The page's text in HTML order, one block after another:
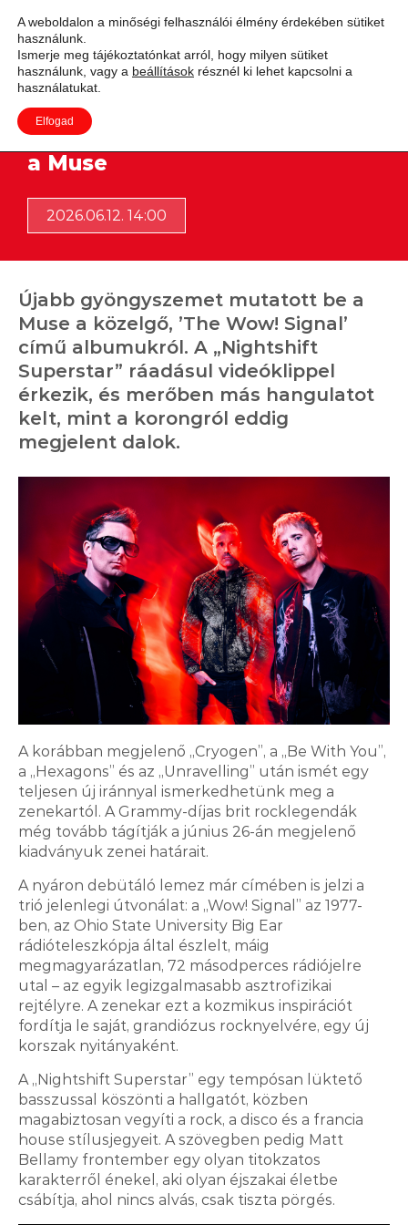
Adás
Tovább feszíti a műfaji határokat
a Muse
2026.06.12. 14:00
Újabb gyöngyszemet mutatott be a
Muse a közelgő, ’The Wow! Signal’
című albumukról. A „Nightshift
Superstar” ráadásul videóklippel
érkezik, és merőben más hangulatot
kelt, mint a korongról eddig
megjelent dalok.
A korábban megjelenő „Cryogen”, a „Be With You”,
a „Hexagons” és az „Unravelling” után ismét egy
teljesen új iránnyal ismerkedhetünk meg a
zenekartól. A Grammy-díjas brit rocklegendák
még tovább tágítják a június 26-án megjelenő
kiadványuk zenei határait.
A nyáron debütáló lemez már címében is jelzi a
trió jelenlegi útvonálat: a „Wow! Signal” az 1977-
ben, az Ohio State University Big Ear
rádióteleszkópja által észlelt, máig
megmagyarázatlan, 72 másodperces rádiójelre
utal – az egyik legizgalmasabb asztrofizikai
rejtélyre. A zenekar ezt a kozmikus inspirációt
fordítja le saját, grandiózus rocknyelvére, egy új
korszak nyitányaként.
A „Nightshift Superstar” egy tempósan lüktető
basszussal köszönti a hallgatót, közben
magabiztosan vegyíti a rock, a disco és a francia
house stílusjegyeit. A szövegben pedig Matt
Bellamy frontember egy olyan titokzatos
karakterről énekel, aki olyan éjszakai életbe
csábítja, ahol nincs alvás, csak tiszta pörgés.
2026.08.05. 14:00
A weboldalon a minőségi felhasználói élmény érdekében sütiket
használunk.
Ismerje meg tájékoztatónkat arról, hogy milyen sütiket
használunk, vagy a beállítások résznél ki lehet kapcsolni a
használatukat.
Elfogad